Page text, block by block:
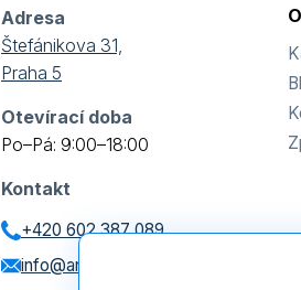
Adresa
Štefánikova 31,
Praha 5
Otevírací doba
Po–Pá: 9:00–18:00
Kontakt
+420 602 387 089
info@andeloptik.cz